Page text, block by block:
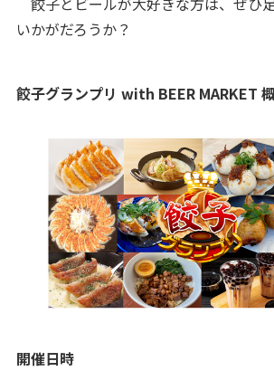
いかがだろうか？
餃子グランプリ with BEER MARKET
開催日時